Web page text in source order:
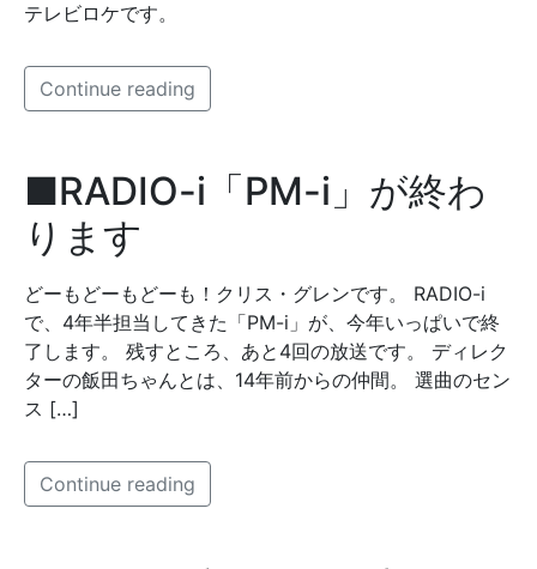
テレビロケです。
Continue reading
■RADIO-i「PM-i」が終わ
ります
どーもどーもどーも！クリス・グレンです。 RADIO-i
で、4年半担当してきた「PM-i」が、今年いっぱいで終
了します。 残すところ、あと4回の放送です。 ディレク
ターの飯田ちゃんとは、14年前からの仲間。 選曲のセン
ス […]
Continue reading